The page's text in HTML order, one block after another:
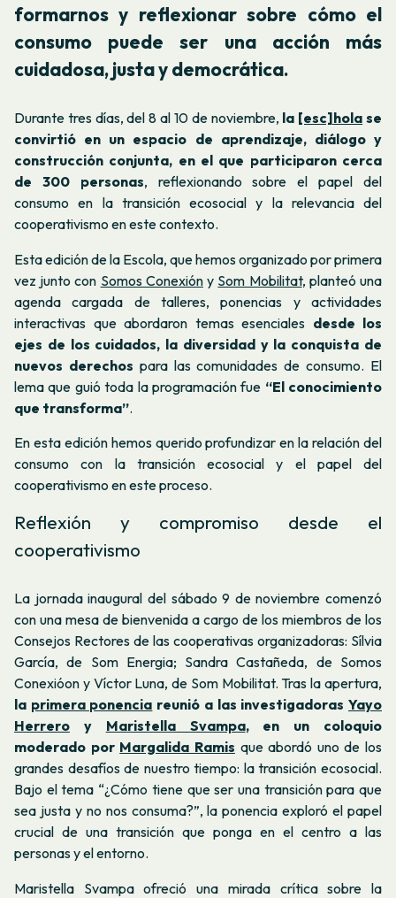
formarnos y reflexionar sobre cómo el
consumo puede ser una acción más
cuidadosa, justa y democrática.
Durante tres días, del 8 al 10 de noviembre, la [esc]hola se
convirtió en un espacio de aprendizaje, diálogo y
construcción conjunta, en el que participaron cerca
de 300 personas, reflexionando sobre el papel del
consumo en la transición ecosocial y la relevancia del
cooperativismo en este contexto.
Esta edición de la Escola, que hemos organizado por primera
vez junto con Somos Conexióny Som Mobilitat, planteó una
agenda cargada de talleres, ponencias y actividades
interactivas que abordaron temas esenciales desde los
ejes de los cuidados, la diversidad y la conquista de
nuevos derechos para las comunidades de consumo. El
lema que guió toda la programación fue “El conocimiento
que transforma”.
En esta edición hemos querido profundizar en la relación del
consumo con la transición ecosocial y el papel del
cooperativismo en este proceso.
Reflexión y compromiso desde el
cooperativismo
La jornada inaugural del sábado 9 de noviembre comenzó
con una mesa de bienvenida a cargo de los miembros de los
Consejos Rectores de las cooperativas organizadoras: Sílvia
García, de Som Energia; Sandra Castañeda, de Somos
Conexióon y Víctor Luna, de Som Mobilitat. Tras la apertura,
la primera ponencia reunió a las investigadorasYayo
Herrero y Maristella Svampa, en un coloquio
moderado por Margalida Ramis que abordó uno de los
grandes desafíos de nuestro tiempo: la transición ecosocial.
Bajo el tema “¿Cómo tiene que ser una transición para que
sea justa y no nos consuma?”, la ponencia exploró el papel
crucial de una transición que ponga en el centro a las
personas y el entorno.
Maristella Svampa ofreció una mirada crítica sobre la